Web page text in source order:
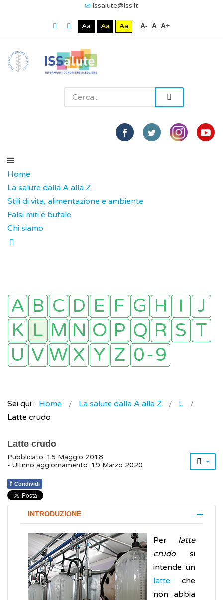
issalute@iss.it
Aa Aa Aa A- A A+
Home
La salute dalla A alla Z
Stili di vita, alimentazione e ambiente
Falsi miti e bufale
Chi siamo
Sei qui: Home La salute dalla A alla Z
L
Latte crudo
Latte crudo
Pubblicato: 15 Maggio 2018
- Ultimo aggiornamento: 19 Marzo 2020
f Condividi
INTRODUZIONE
Per latte
crudosi
intende un
latte che
non abbia